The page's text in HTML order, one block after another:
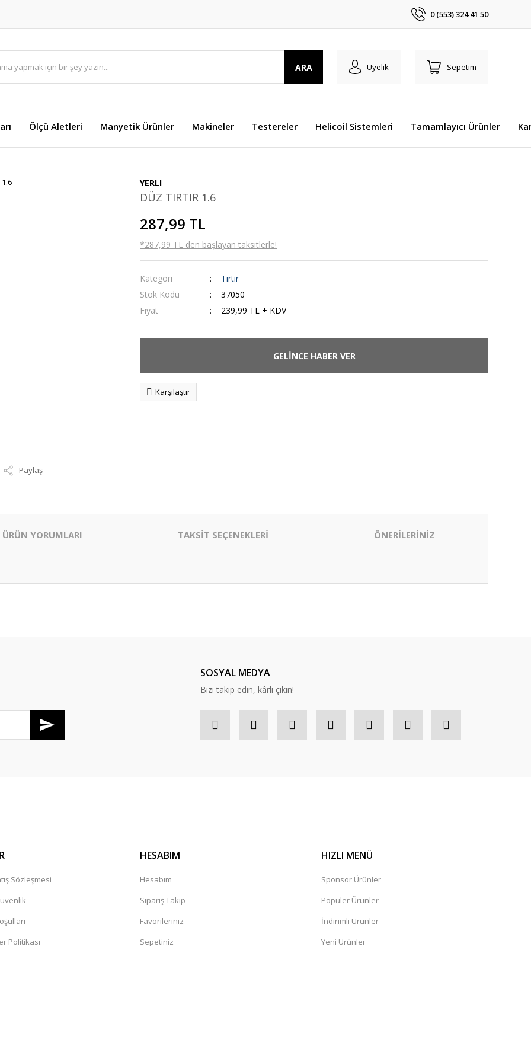
0 (553) 324 41 50
ARA Üyelik Sepetim
Ölçü Aletleri Manyetik Ürünler Makineler Testereler Helicoil Sistemleri Tamamlayıcı Ürünler
Paylaş
YERLI
DÜZ TIRTIR 1.6
287,99 TL
*287,99 TL den başlayan taksitlerle!
Kategori
Tırtır
Stok Kodu
37050
Fiyat
239,99 TL + KDV
GELİNCE HABER VER
Karşılaştır
ÜRÜN YORUMLARI TAKSİT SEÇENEKLERİ ÖNERİLERİNİZ
SOSYAL MEDYA
Bizi takip edin, kârlı çıkın!
Sözleşmesi
Politikası
HESABIM
Hesabım
Sipariş Takip
Favorileriniz
Sepetiniz
HIZLI MENÜ
Sponsor Ürünler
Popüler Ürünler
İndirimli Ürünler
Yeni Ürünler